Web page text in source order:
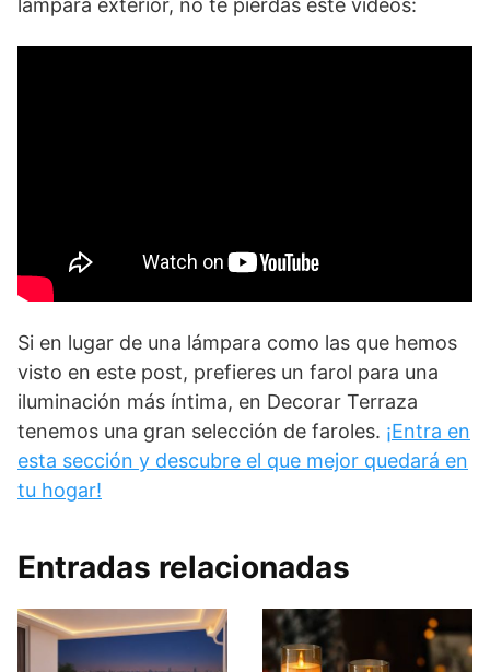
lámpara exterior, no te pierdas este vídeos:
Si en lugar de una lámpara como las que hemos
visto en este post, prefieres un farol para una
iluminación más íntima, en Decorar Terraza
tenemos una gran selección de faroles. ¡Entra en
esta sección y descubre el que mejor quedará en
tu hogar!
Entradas relacionadas